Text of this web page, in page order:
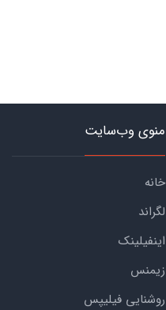
منوی وب‌سایت
خانه
لگراند
اینفیلینک
زیمنس
روشنایی فیلیپس